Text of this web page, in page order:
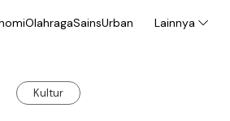
OlahragaSainsUrban Lainnya
Kultur